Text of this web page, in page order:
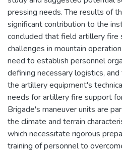
pressing needs. The results of
significant contribution to the
concluded that field artillery fire
challenges in mountain
need to establish personnel
defining necessary logistics,
the artillery equipment's
needs for artillery fire support
Brigade's maneuver units are
the climate and terrain
which necessitate rigorous
training of personnel to